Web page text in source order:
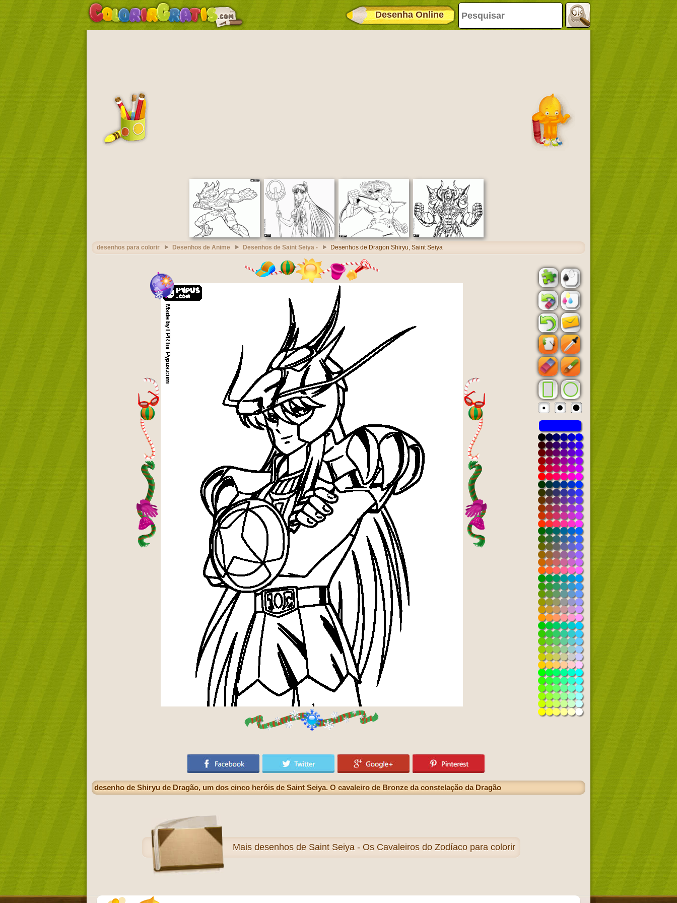
Desenha Online
desenhos para colorir Desenhos de Anime Desenhos de Saint Seiya - Desenhos de Dragon Shiryu, Saint Seiya
desenho de Shiryu de Dragão, um dos cinco heróis de Saint Seiya. O cavaleiro de Bronze da constelação da Dragão
Mais desenhos de Saint Seiya - Os Cavaleiros do Zodíaco para colorir